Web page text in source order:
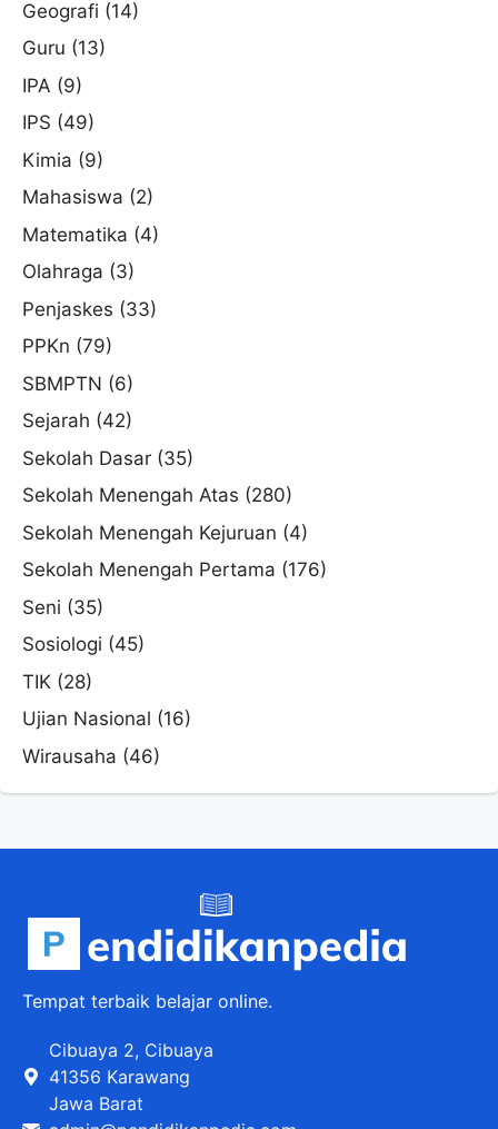
Geografi (14)
Guru (13)
IPA (9)
IPS (49)
Kimia (9)
Mahasiswa (2)
Matematika (4)
Olahraga (3)
Penjaskes (33)
PPKn (79)
SBMPTN (6)
Sejarah (42)
Sekolah Dasar (35)
Sekolah Menengah Atas (280)
Sekolah Menengah Kejuruan (4)
Sekolah Menengah Pertama (176)
Seni (35)
Sosiologi (45)
TIK (28)
Ujian Nasional (16)
Wirausaha (46)
Tempat terbaik belajar online.
Cibuaya 2, Cibuaya
41356 Karawang
Jawa Barat